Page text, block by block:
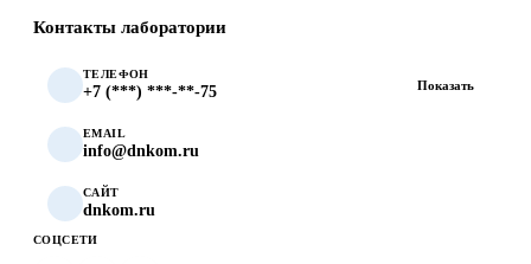
Контакты лаборатории
ТЕЛЕФОН
+7 (***) ***-**-75 Показать
EMAIL
info@dnkom.ru
САЙТ
dnkom.ru
СОЦСЕТИ